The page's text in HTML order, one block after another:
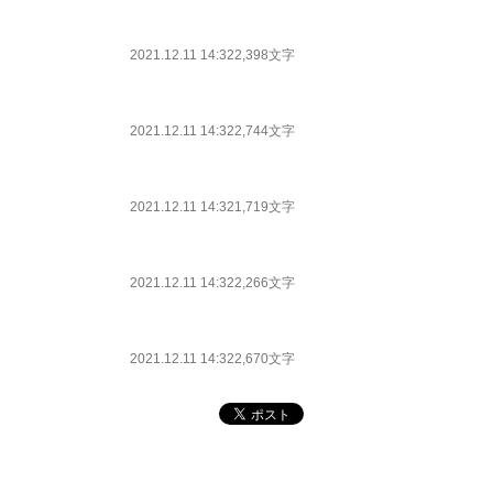
2021.12.11 14:322,398文字
2021.12.11 14:322,744文字
2021.12.11 14:321,719文字
2021.12.11 14:322,266文字
2021.12.11 14:322,670文字